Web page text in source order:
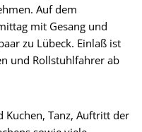
Auf dem
mit Gesang und
zu Lübeck. Einlaß ist
und Rollstuhlfahrer ab
Kuchen, Tanz, Auftritt der